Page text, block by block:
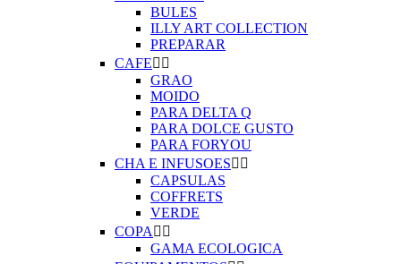
BULES
ILLY ART COLLECTION
PREPARAR
CAFE 
GRAO
MOIDO
PARA DELTA Q
PARA DOLCE GUSTO
PARA FORYOU
CHA E INFUSOES 
CAPSULAS
COFFRETS
VERDE
COPA  
GAMA ECOLOGICA